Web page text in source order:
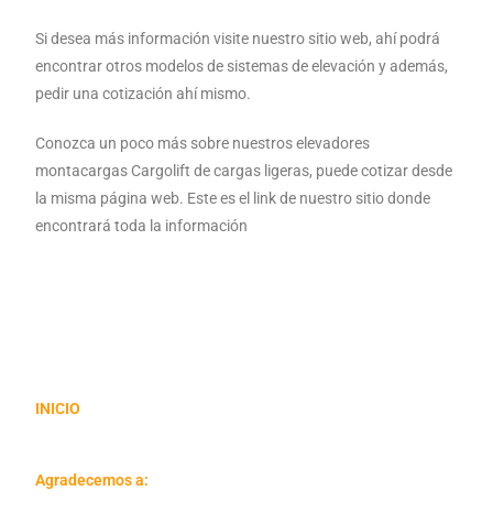
Si desea más información visite nuestro sitio web, ahí podrá
encontrar otros modelos de sistemas de elevación y además,
pedir una cotización ahí mismo.
Conozca un poco más sobre nuestros elevadores
montacargas Cargolift de cargas ligeras, puede cotizar desde
la misma página web. Este es el link de nuestro sitio donde
encontrará toda la información
INICIO
Agradecemos a: